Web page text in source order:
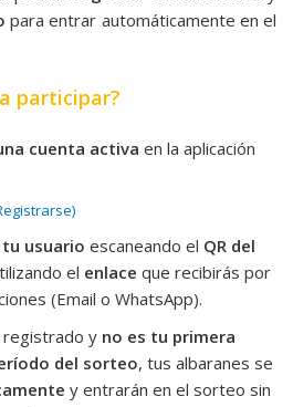
para entrar automáticamente en el
participar?
cuenta activa en la aplicación
usuario escaneando el QR del
el enlace que recibirás por
(Email o WhatsApp).
registrado y no es tu primera
del sorteo, tus albaranes se
y entrarán en el sorteo sin